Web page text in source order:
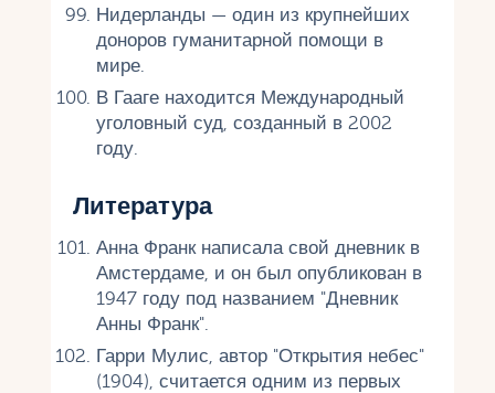
Нидерланды — один из крупнейших
доноров гуманитарной помощи в
мире.
В Гааге находится Международный
уголовный суд, созданный в 2002
году.
Литература
Анна Франк написала свой дневник в
Амстердаме, и он был опубликован в
1947 году под названием "Дневник
Анны Франк".
Гарри Мулис, автор "Открытия небес"
(1904), считается одним из первых